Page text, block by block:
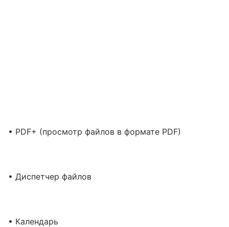
• PDF+ (просмотр файлов в формате PDF)
• Диспетчер файлов
• Календарь